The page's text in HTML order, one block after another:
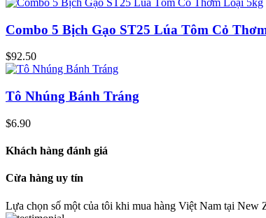
Combo 5 Bịch Gạo ST25 Lúa Tôm Cỏ
$92.50
Tô Nhúng Bánh Tráng
$6.90
Khách hàng đánh giá
Cừa hàng uy tín
Lựa chọn số một của tôi khi mua hàng Việt Nam tại New